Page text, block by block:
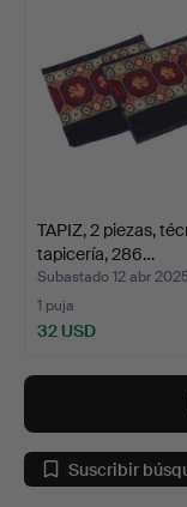
TAPIZ, 2 piezas,
tapicería, 286…
Subastado 12 abr
1 puja
32 USD
Suscribir